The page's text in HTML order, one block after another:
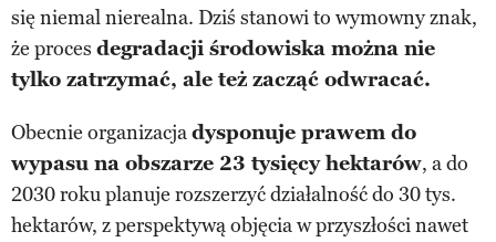
się niemal nierealna. Dziś stanowi to wymowny znak,
że proces degradacji środowiska można nie
tylko zatrzymać, ale też zacząć odwracać.
Obecnie organizacjadysponuje prawem do
wypasu na obszarze 23 tysięcy hektarów, a do
2030 roku planuje rozszerzyć działalność do 30 tys.
hektarów, z perspektywą objęcia w przyszłości nawet